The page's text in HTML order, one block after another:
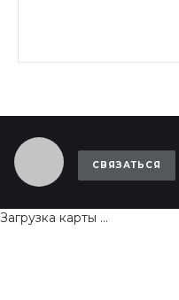
СВЯЗАТЬСЯ
Загрузка карты ...